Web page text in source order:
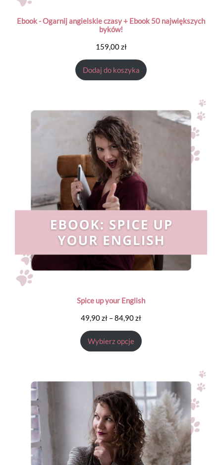
Ebook - Ogarnij angielskie czasy + Ebook 50 największych
byków!​
159,00zł
Dodaj do koszyka
Spice up your English
49,90zł –84,90złZakres
od
Wybierz opcje